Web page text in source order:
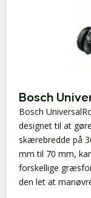
Bosch
Bosch
designet til at
skærebredde på
mm til 70 mm,
forskellige
den let at